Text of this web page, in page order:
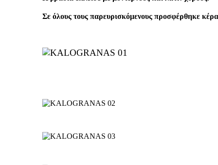
Σε όλους τους παρευρισκόμενους προσφέρθηκε